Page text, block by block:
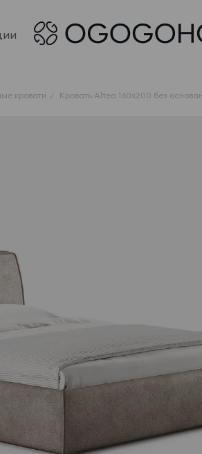
кровати Кровать Altea 160x200 без